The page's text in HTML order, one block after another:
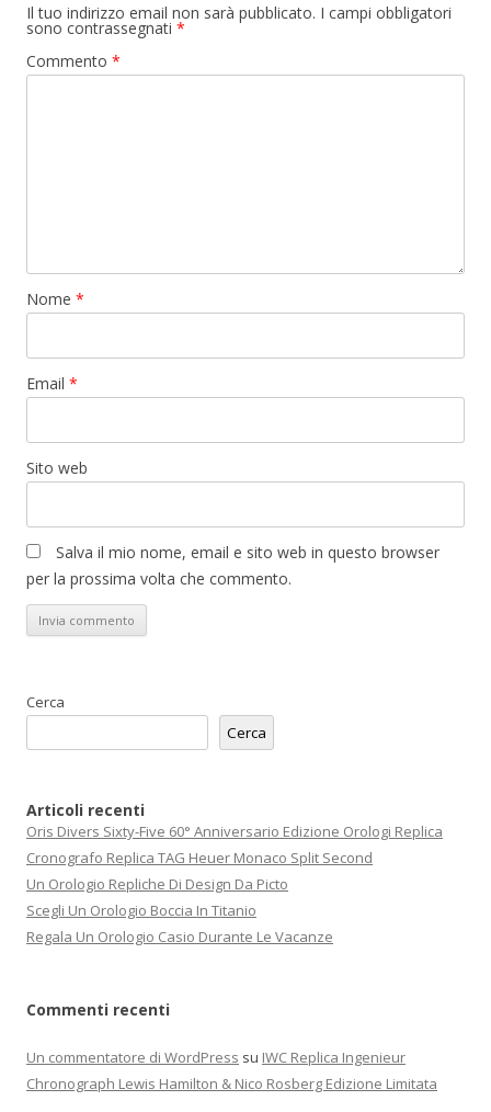
Il tuo indirizzo email non sarà pubblicato. I campi obbligatori
sono contrassegnati *
Commento *
Nome *
Email *
Sito web
Salva il mio nome, email e sito web in questo browser
per la prossima volta che commento.
Cerca
Cerca
Articoli recenti
Oris Divers Sixty-Five 60° Anniversario Edizione Orologi Replica
Cronografo Replica TAG Heuer Monaco Split Second
Un Orologio Repliche Di Design Da Picto
Scegli Un Orologio Boccia In Titanio
Regala Un Orologio Casio Durante Le Vacanze
Commenti recenti
Un commentatore di WordPress su IWC Replica Ingenieur
Chronograph Lewis Hamilton & Nico Rosberg Edizione Limitata